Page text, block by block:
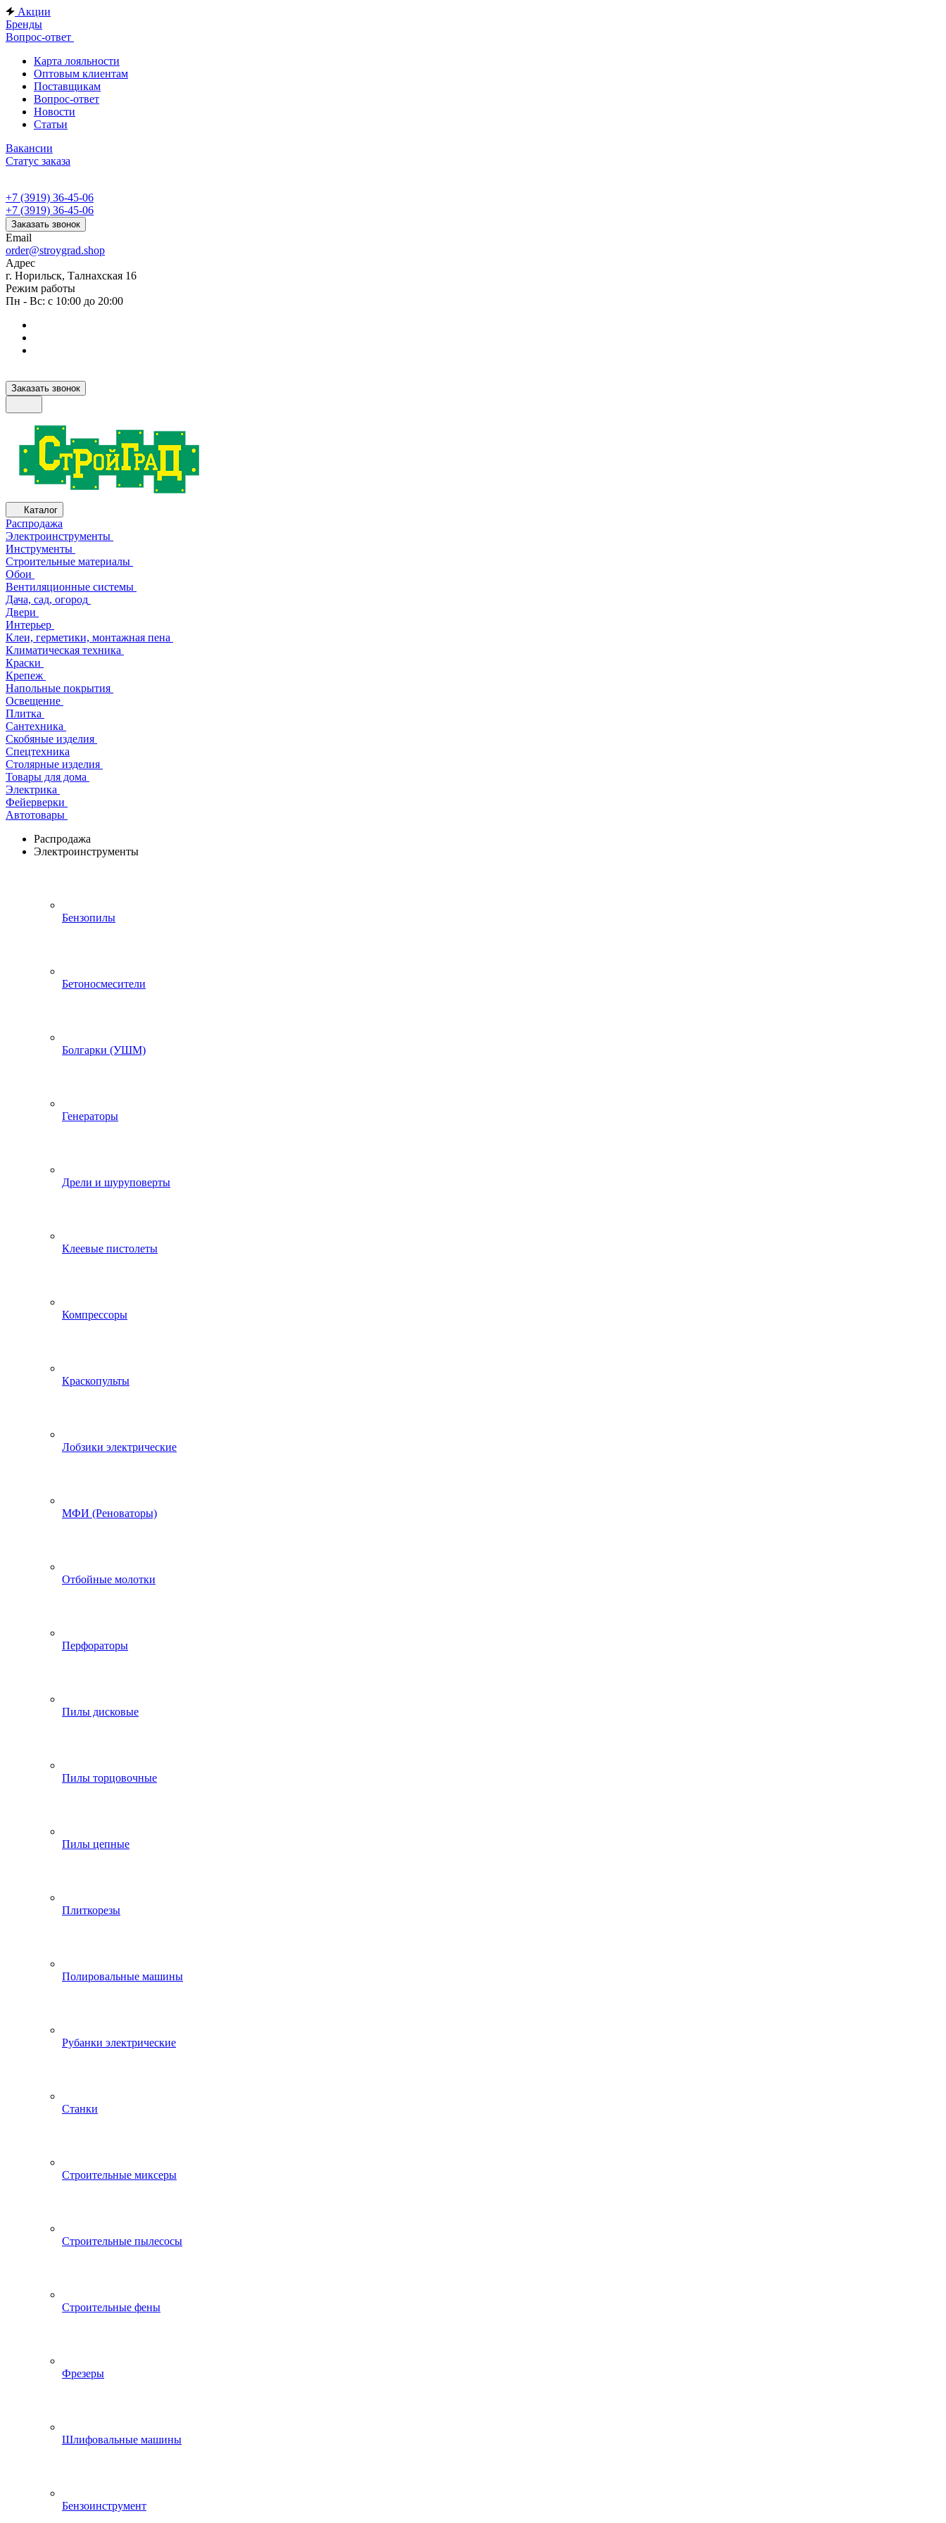
Акции
Бренды
Вопрос-ответ
Карта лояльности
Оптовым клиентам
Поставщикам
Вопрос-ответ
Новости
Статьи
Вакансии
Статус заказа
+7 (3919) 36-45-06
+7 (3919) 36-45-06
Заказать звонок
Email
order@stroygrad.shop
Адрес
г. Норильск, Талнахская 16
Режим работы
Пн - Вс: с 10:00 до 20:00
Заказать звонок
Каталог
Распродажа
Электроинструменты
Инструменты
Строительные материалы
Обои
Вентиляционные системы
Дача, сад, огород
Двери
Интерьер
Клеи, герметики, монтажная пена
Климатическая техника
Краски
Крепеж
Напольные покрытия
Освещение
Плитка
Сантехника
Скобяные изделия
Спецтехника
Столярные изделия
Товары для дома
Электрика
Фейерверки
Автотовары
Распродажа
Электроинструменты
Бензопилы
Бетоносмесители
Болгарки (УШМ)
Генераторы
Дрели и шуруповерты
Клеевые пистолеты
Компрессоры
Краскопульты
Лобзики электрические
МФИ (Реноваторы)
Отбойные молотки
Перфораторы
Пилы дисковые
Пилы торцовочные
Пилы цепные
Плиткорезы
Полировальные машины
Рубанки электрические
Станки
Строительные миксеры
Строительные пылесосы
Строительные фены
Фрезеры
Шлифовальные машины
Бензоинструмент